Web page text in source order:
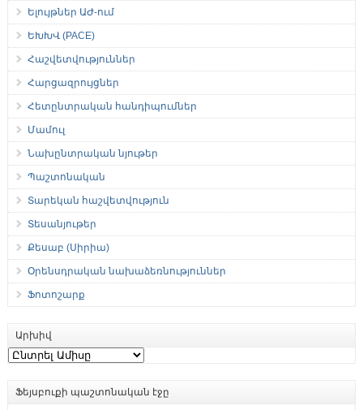
Ելույթներ ԱԺ-ում
ԵԽԽՎ (PACE)
Հաշվետվություններ
Հարցազրույցներ
Հետընտրական հանդիպումներ
Մամուլ
Նախընտրական նյութեր
Պաշտոնական
Տարեկան հաշվետվություն
Տեսանյութեր
Քեսաբ (Սիրիա)
Օրենսդրական նախաձեռնություններ
Ֆոտոշարք
Արխիվ
Արխիվ
Ֆեյսբուքի պաշտոնական էջը